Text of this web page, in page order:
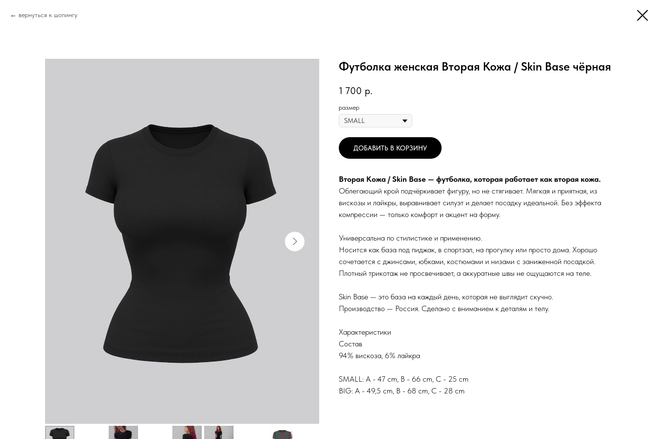
вернуться к шопингу
Футболка женская Вторая Кожа / Skin Base чёрная
1 700 р.
размер
ДОБАВИТЬ В КОРЗИНУ
Вторая Кожа / Skin Base — футболка, которая работает как вторая кожа.
Облегающий крой подчёркивает фигуру, но не стягивает. Мягкая и приятная, из
вискозы и лайкры, выравнивает силуэт и делает посадку идеальной. Без эффекта
компрессии — только комфорт и акцент на форму.
Универсальна по стилистике и применению.
Носится как база под пиджак, в спортзал, на прогулку или просто дома. Хорошо
сочетается с джинсами, юбками, костюмами и низами с заниженной посадкой.
Плотный трикотаж не просвечивает, а аккуратные швы не ощущаются на теле.
Skin Base — это база на каждый день, которая не выглядит скучно.
Производство — Россия. Сделано с вниманием к деталям и телу.
Характеристики
Состав
94% вискоза, 6% лайкра
SMALL: А - 47 cm, B - 66 cm, C - 25 cm
BIG: А - 49,5 cm, B - 68 cm, C - 28 cm